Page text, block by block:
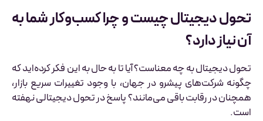
تحول دیجیتال چیست و چرا کسب‌وکار شما به
آن نیاز دارد؟
تحول دیجیتال به چه معناست؟ آیا تا به حال به این فکر کرده‌اید که
چگونه شرکت‌های پیشرو در جهان، با وجود تغییرات سریع بازار،
همچنان در رقابت باقی می‌مانند؟ پاسخ در تحول دیجیتالی نهفته
است.